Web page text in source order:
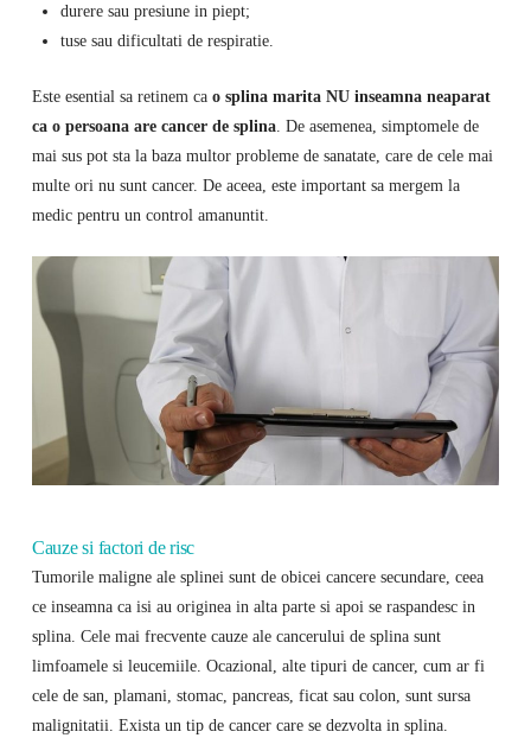
durere sau presiune in piept;
tuse sau dificultati de respiratie.
Este esential sa retinem cao splina marita NU inseamna neaparat
ca o persoana are cancer de splina. De asemenea, simptomele de
mai sus pot sta la baza multor probleme de sanatate, care de cele mai
multe ori nu sunt cancer. De aceea, este important sa mergem la
medic pentru un control amanuntit.
Cauze si factori de risc
Tumorile maligne ale splinei sunt de obicei cancere secundare, ceea
ce inseamna ca isi au originea in alta parte si apoi se raspandesc in
splina. Cele mai frecvente cauze ale cancerului de splina sunt
limfoamele si leucemiile. Ocazional, alte tipuri de cancer, cum ar fi
cele de san, plamani, stomac, pancreas, ficat sau colon, sunt sursa
malignitatii. Exista un tip de cancer care se dezvolta in splina.